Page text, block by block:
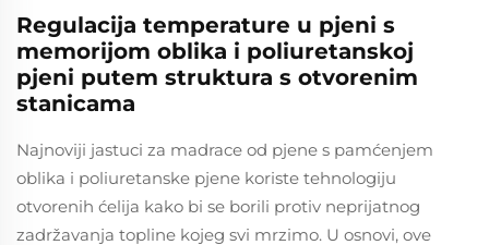
Regulacija temperature u pjeni s
memorijom oblika i poliuretanskoj
pjeni putem struktura s otvorenim
stanicama
Najnoviji jastuci za madrace od pjene s pamćenjem
oblika i poliuretanske pjenе koriste tehnologiju
otvorenih ćelija kako bi se borili protiv neprijatnog
zadržavanja topline kojeg svi mrzimo. U osnovi, ove